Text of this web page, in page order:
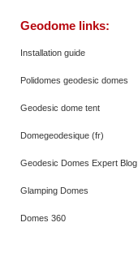
Geodome links:
Installation guide
Polidomes geodesic domes
Geodesic dome tent
Domegeodesique (fr)
Geodesic Domes Expert Blog
Glamping Domes
Domes 360